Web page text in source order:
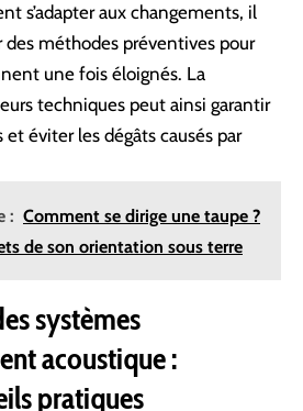
s’adapter aux changements, il
des méthodes préventives pour
une fois éloignés. La
techniques peut ainsi garantir
et éviter les dégâts causés par
: Comment se dirige une taupe ?
de son orientation sous terre
systèmes
acoustique :
pratiques